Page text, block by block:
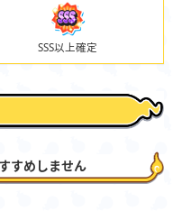
SSS以上確定
すめしません